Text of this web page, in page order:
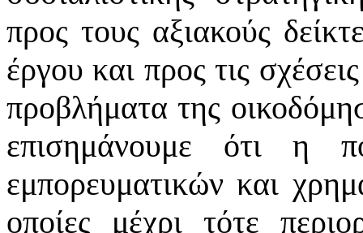
προς τους αξιακούς
έργου και προς τις
προβλήματα της
επισημάνουμε ότι η
εμπορευματικών και
οποίες μέχρι τότε